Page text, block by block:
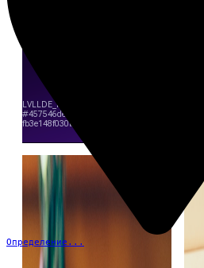
Определение...